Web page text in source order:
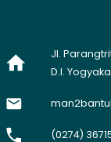
Jl.
D.I.
(0274)